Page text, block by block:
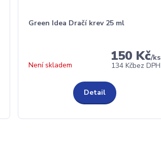
Green Idea Dračí krev 25 ml
150 Kč/ks
134 Kčbez DPH
Není skladem
Detail